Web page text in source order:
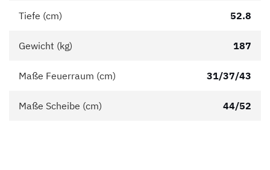
Tiefe (cm) 52.8
Gewicht (kg) 187
Maße Feuerraum (cm) 31/37/43
Maße Scheibe (cm) 44/52